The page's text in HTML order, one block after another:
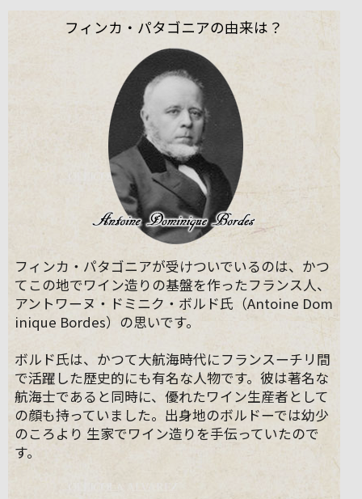
フィンカ・パタゴニアの由来は？
フィンカ・パタゴニアが受けついでいるのは、かつ
てこの地でワイン造りの基盤を作ったフランス人、
アントワーヌ・ドミニク・ボルド氏（Antoine Dom
inique Bordes）の思いです。
ボルド氏は、かつて大航海時代にフランスーチリ間
で活躍した歴史的にも有名な人物です。彼は著名な
航海士であると同時に、優れたワイン生産者として
の顔も持っていました。出身地のボルドーでは幼少
のころより 生家でワイン造りを手伝っていたので
す。